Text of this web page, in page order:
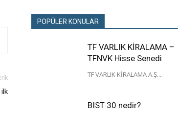
ilk
POPÜLER KONULAR
TF VARLIK KİRALAMA –
TFNVK Hisse Senedi
TF VARLIK KİRALAMA A.Ş....
BIST 30 nedir?